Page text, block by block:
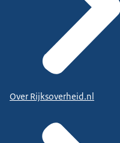
Over Rijksoverheid.nl